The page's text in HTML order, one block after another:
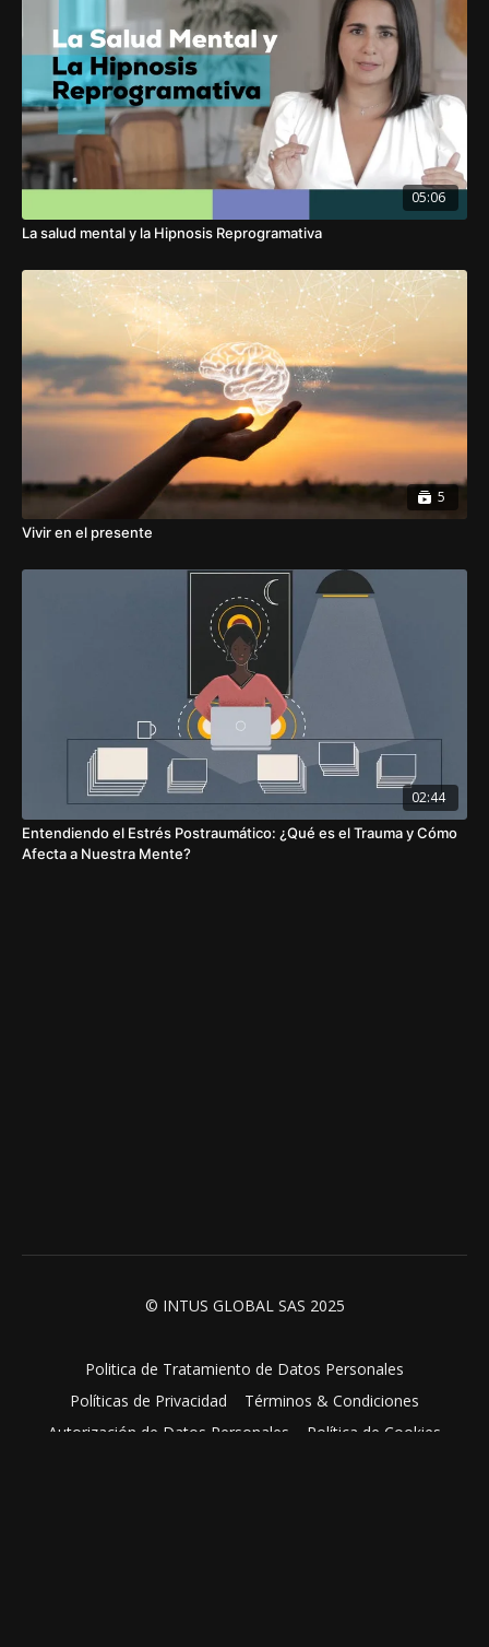
05:06
La salud mental y la Hipnosis Reprogramativa
5
Vivir en el presente
02:44
Entendiendo el Estrés Postraumático: ¿Qué es el Trauma y Cómo
Afecta a Nuestra Mente?
© INTUS GLOBAL SAS 2025
Politica de Tratamiento de Datos Personales
Políticas de Privacidad
Términos & Condiciones
Autorización de Datos Personales
Política de Cookies